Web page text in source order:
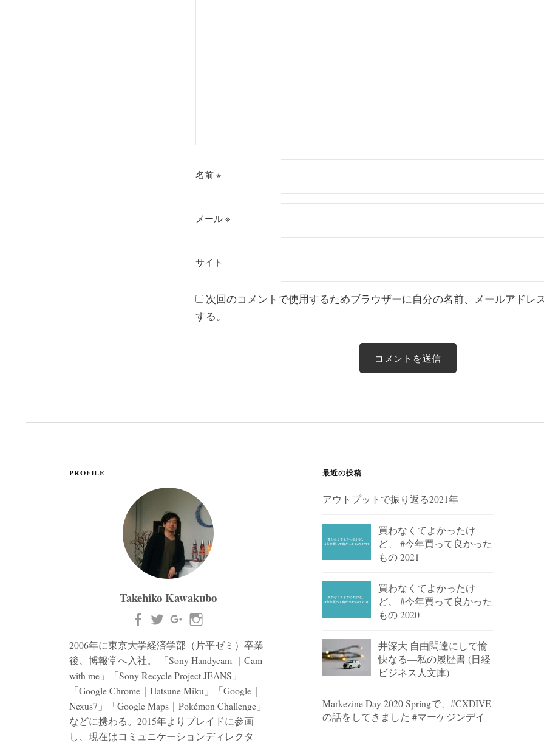
名前 ※
メール ※
サイト
次回のコメントで使用するためブラウザーに自分の名前、メールアドレ
する。
PROFILE
Takehiko Kawakubo
2006年に東京大学経済学部（片平ゼミ）卒業
後、博報堂へ入社。 「Sony Handycam ｜Cam
with me」「Sony Recycle Project JEANS」
「Google Chrome｜Hatsune Miku」「Google｜
Nexus7」「Google Maps｜Pokémon Challenge」
などに携わる。2015年よりプレイドに参画
し、現在はコミュニケーションディレクタ
最近の投稿
アウトプットで振り返る2021年
買わなくてよかったけ
ど、 #今年買って良かった
もの 2021
買わなくてよかったけ
ど、 #今年買って良かった
もの 2020
井深大 自由闊達にして愉
快なる―私の履歴書 (日経
ビジネス人文庫)
Markezine Day 2020 Springで、#CXDIVE
の話をしてきました #マーケジンデイ